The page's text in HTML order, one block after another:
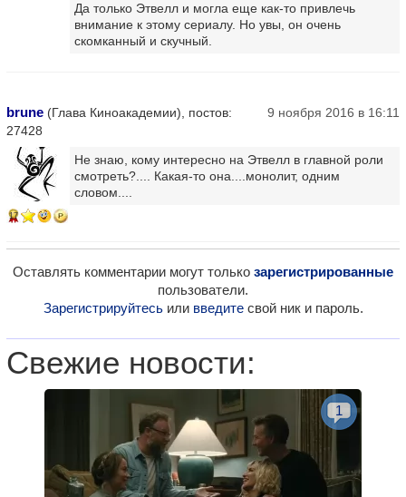
Да только Этвелл и могла еще как-то привлечь
внимание к этому сериалу. Но увы, он очень
скомканный и скучный.
brune (Глава Киноакадемии), постов:
27428
9 ноября 2016 в 16:11
17
Не знаю, кому интересно на Этвелл в главной роли
смотреть?.... Какая-то она....монолит, одним
словом....
Оставлять комментарии могут только зарегистрированные
пользователи.
Зарегистрируйтесьили введитесвой ник и пароль.
Свежие новости:
1